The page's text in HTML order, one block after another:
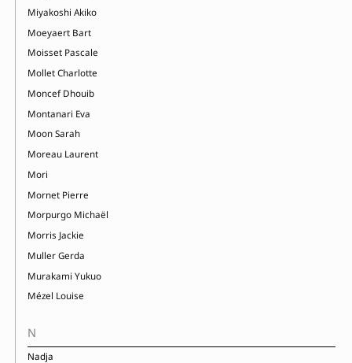
Miyakoshi Akiko
Moeyaert Bart
Moisset Pascale
Mollet Charlotte
Moncef Dhouib
Montanari Eva
Moon Sarah
Moreau Laurent
Mori
Mornet Pierre
Morpurgo Michaël
Morris Jackie
Muller Gerda
Murakami Yukuo
Mézel Louise
N
Nadja